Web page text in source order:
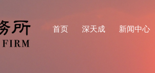
首页 深天成 新闻中心